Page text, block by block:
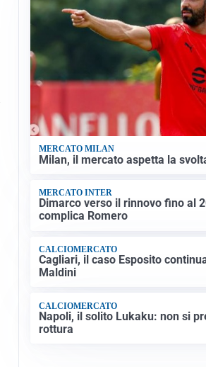
MERCATO MILAN
Milan, il mercato aspetta la
MERCATO INTER
Dimarco verso il rinnovo fino al
complica Romero
CALCIOMERCATO
Cagliari, il caso Esposito
Maldini
CALCIOMERCATO
Napoli, il solito Lukaku: non si
rottura